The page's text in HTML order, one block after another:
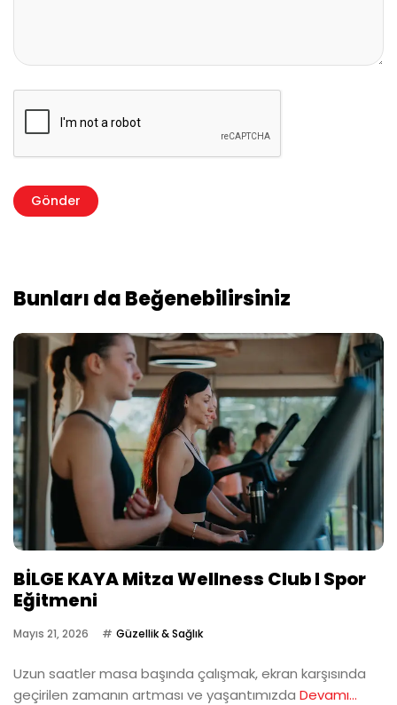
Bunları da Beğenebilirsiniz
BİLGE KAYA Mitza Wellness Club I Spor
Eğitmeni
Mayıs 21, 2026 Güzellik & Sağlık
Uzun saatler masa başında çalışmak, ekran karşısında
geçirilen zamanın artması ve yaşantımızda Devamı...